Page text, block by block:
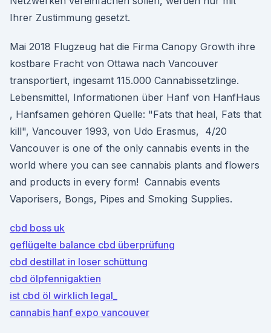
Ihrer Zustimmung gesetzt.
Mai 2018 Flugzeug hat die Firma Canopy Growth ihre
kostbare Fracht von Ottawa nach Vancouver
transportiert, ingesamt 115.000 Cannabissetzlinge.
Lebensmittel, Informationen über Hanf von HanfHaus
, Hanfsamen gehören Quelle: "Fats that heal, Fats that
kill", Vancouver 1993, von Udo Erasmus, 4/20
Vancouver is one of the only cannabis events in the
world where you can see cannabis plants and flowers
and products in every form!⁣ ⁣ Cannabis events
Vaporisers, Bongs, Pipes and Smoking Supplies.
cbd boss uk
geflügelte balance cbd überprüfung
cbd destillat in loser schüttung
cbd ölpfennigaktien
ist cbd öl wirklich legal_
cannabis hanf expo vancouver